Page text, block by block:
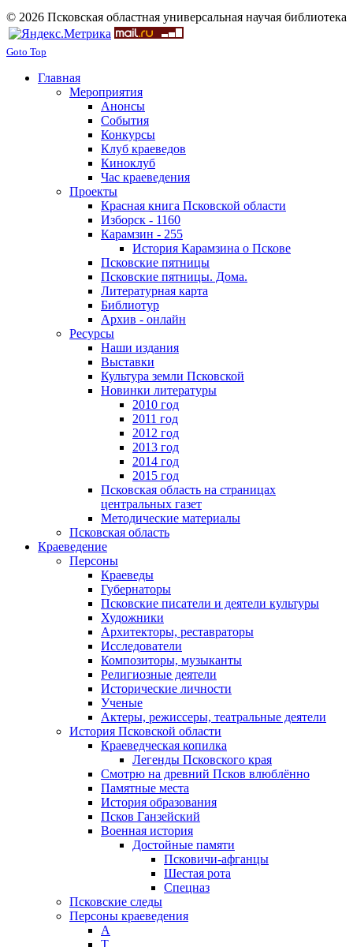
© 2026 Псковская областная универсальная научая библиотека
Goto Top
Главная
Мероприятия
Анонсы
События
Конкурсы
Клуб краеведов
Киноклуб
Час краеведения
Проекты
Красная книга Псковской области
Изборск - 1160
Карамзин - 255
История Карамзина о Пскове
Псковские пятницы
Псковские пятницы. Дома.
Литературная карта
Библиотур
Архив - онлайн
Ресурсы
Наши издания
Выставки
Культура земли Псковской
Новинки литературы
2010 год
2011 год
2012 год
2013 год
2014 год
2015 год
Псковская область на страницах
центральных газет
Методические материалы
Псковская область
Краеведение
Персоны
Краеведы
Губернаторы
Псковские писатели и деятели культуры
Художники
Архитекторы, реставраторы
Исследователи
Композиторы, музыканты
Религиозные деятели
Исторические личности
Ученые
Актеры, режиссеры, театральные деятели
История Псковской области
Краеведческая копилка
Легенды Псковского края
Смотрю на древний Псков влюблённо
Памятные места
История образования
Псков Ганзейский
Военная история
Достойные памяти
Псковичи-афганцы
Шестая рота
Спецназ
Псковские следы
Персоны краеведения
А
T